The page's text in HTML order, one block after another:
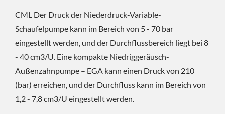
CML Der Druck der Niederdruck-Variable-
Schaufelpumpe kann im Bereich von 5 - 70 bar
eingestellt werden, und der Durchflussbereich liegt bei 8
- 40 cm3/U. Eine kompakte Niedriggeräusch-
Außenzahnpumpe – EGA kann einen Druck von 210
(bar) erreichen, und der Durchfluss kann im Bereich von
1,2 - 7,8 cm3/U eingestellt werden.